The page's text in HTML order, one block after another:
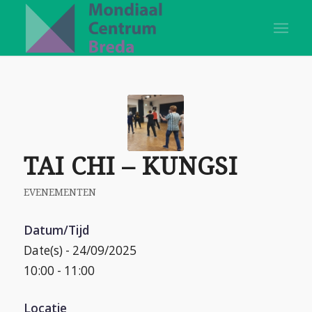
TAI CHI – KUNGSI
EVENEMENTEN
Datum/Tijd
Date(s) - 24/09/2025
10:00 - 11:00
Locatie